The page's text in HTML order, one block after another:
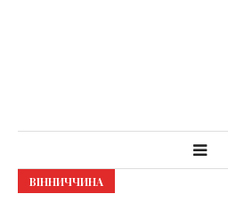
ВІННИЧЧИНА